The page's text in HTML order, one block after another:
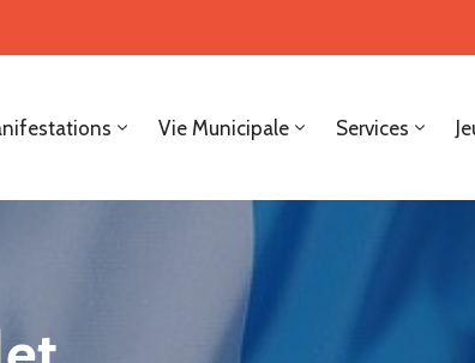
Vie Municipale Services